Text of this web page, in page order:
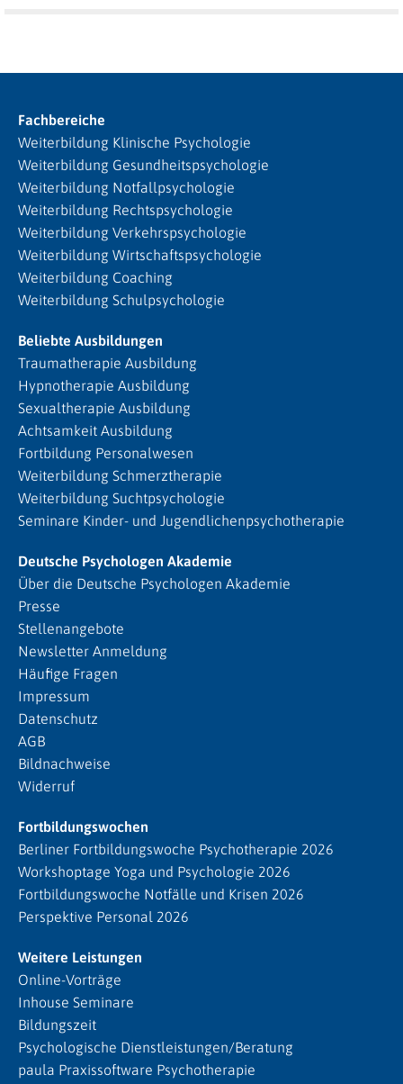
Fachbereiche
Weiterbildung Klinische Psychologie
Weiterbildung Gesundheitspsychologie
Weiterbildung Notfallpsychologie
Weiterbildung Rechtspsychologie
Weiterbildung Verkehrspsychologie
Weiterbildung Wirtschaftspsychologie
Weiterbildung Coaching
Weiterbildung Schulpsychologie
Beliebte Ausbildungen
Traumatherapie Ausbildung
Hypnotherapie Ausbildung
Sexualtherapie Ausbildung
Achtsamkeit Ausbildung
Fortbildung Personalwesen
Weiterbildung Schmerztherapie
Weiterbildung Suchtpsychologie
Seminare Kinder- und Jugendlichenpsychotherapie
Deutsche Psychologen Akademie
Über die Deutsche Psychologen Akademie
Presse
Stellenangebote
Newsletter Anmeldung
Häufige Fragen
Impressum
Datenschutz
AGB
Bildnachweise
Widerruf
Fortbildungswochen
Berliner Fortbildungswoche Psychotherapie 2026
Workshoptage Yoga und Psychologie 2026
Fortbildungswoche Notfälle und Krisen 2026
Perspektive Personal 2026
Weitere Leistungen
Online-Vorträge
Inhouse Seminare
Bildungszeit
Psychologische Dienstleistungen/Beratung
paula Praxissoftware Psychotherapie